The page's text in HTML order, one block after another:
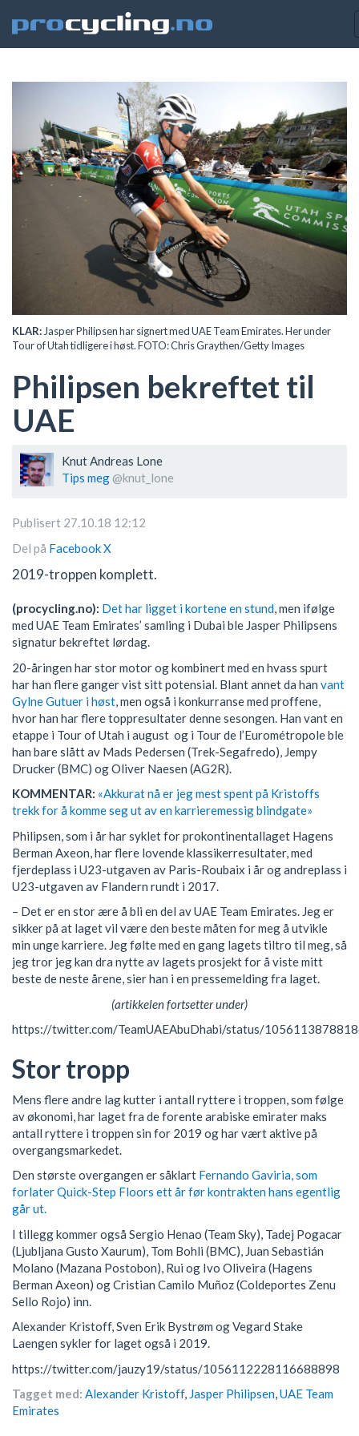
KLAR: Jasper Philipsen har signert med UAE Team Emirates. Her under
Tour of Utah tidligere i høst. FOTO: Chris Graythen/Getty Images
Philipsen bekreftet til
UAE
Knut Andreas Lone
Tips meg @knut_lone
Publisert 27.10.18 12:12
Del på FacebookX
2019-troppen komplett.
(procycling.no): Det har ligget i kortene en stund, men ifølge
med UAE Team Emirates’ samling i Dubai ble Jasper Philipsens
signatur bekreftet lørdag.
20-åringen har stor motor og kombinert med en hvass spurt
har han flere ganger vist sitt potensial. Blant annet da han vant
Gylne Gutuer i høst, men også i konkurranse med proffene,
hvor han har flere toppresultater denne sesongen. Han vant en
etappe i Tour of Utah i august og i Tour de l’Eurométropole ble
han bare slått av Mads Pedersen (Trek-Segafredo), Jempy
Drucker (BMC) og Oliver Naesen (AG2R).
KOMMENTAR: «Akkurat nå er jeg mest spent på Kristoffs
trekk for å komme seg ut av en karrieremessig blindgate»
Philipsen, som i år har syklet for prokontinentallaget Hagens
Berman Axeon, har flere lovende klassikerresultater, med
fjerdeplass i U23-utgaven av Paris-Roubaix i år og andreplass i
U23-utgaven av Flandern rundt i 2017.
– Det er en stor ære å bli en del av UAE Team Emirates. Jeg er
sikker på at laget vil være den beste måten for meg å utvikle
min unge karriere. Jeg følte med en gang lagets tiltro til meg, så
jeg tror jeg kan dra nytte av lagets prosjekt for å viste mitt
beste de neste årene, sier han i en pressemelding fra laget.
(artikkelen fortsetter under)
https://twitter.com/TeamUAEAbuDhabi/status/
Stor tropp
Mens flere andre lag kutter i antall ryttere i troppen, som følge
av økonomi, har laget fra de forente arabiske emirater maks
antall ryttere i troppen sin for 2019 og har vært aktive på
overgangsmarkedet.
Den største overgangen er såklart Fernando Gaviria, som
forlater Quick-Step Floors ett år før kontrakten hans egentlig
går ut.
I tillegg kommer også Sergio Henao (Team Sky), Tadej Pogacar
(Ljubljana Gusto Xaurum), Tom Bohli (BMC), Juan Sebastián
Molano (Mazana Postobon), Rui og Ivo Oliveira (Hagens
Berman Axeon) og Cristian Camilo Muñoz (Coldeportes Zenu
Sello Rojo) inn.
Alexander Kristoff, Sven Erik Bystrøm og Vegard Stake
Laengen sykler for laget også i 2019.
https://twitter.com/jauzy19/status/1056112228116688898
Tagget med: Alexander Kristoff, Jasper Philipsen,UAE Team
Emirates